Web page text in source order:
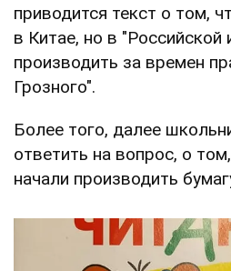
приводится текст о том,
в Китае, но в "Российской
производить за времен
Грозного".
Более того, далее
ответить на вопрос, о
начали производить